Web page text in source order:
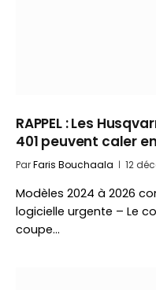
RAPPEL : Les
401 peuvent caler
ParFaris Bouchaala 12
Modèles 2024 à 2026
logicielle urgente – Le
coupe…